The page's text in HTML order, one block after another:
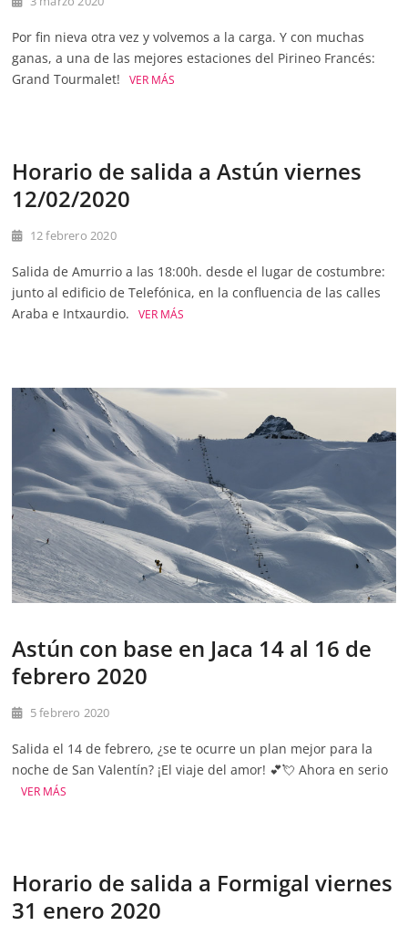
Por fin nieva otra vez y volvemos a la carga. Y con muchas
ganas, a una de las mejores estaciones del Pirineo Francés:
Grand Tourmalet!
VER MÁS
Horario de salida a Astún viernes
12/02/2020
12 febrero 2020
Salida de Amurrio a las 18:00h. desde el lugar de costumbre:
junto al edificio de Telefónica, en la confluencia de las calles
Araba e Intxaurdio.
VER MÁS
Astún con base en Jaca 14 al 16 de
febrero 2020
5 febrero 2020
Salida el 14 de febrero, ¿se te ocurre un plan mejor para la
noche de San Valentín? ¡El viaje del amor! 💕💘 Ahora en serio
VER MÁS
Horario de salida a Formigal viernes
31 enero 2020